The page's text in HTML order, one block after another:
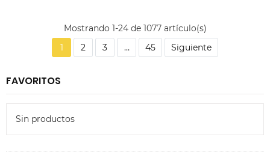
Mostrando 1-24 de 1077 artículo(s)
1
2 3 … 45 Siguiente
FAVORITOS
Sin productos